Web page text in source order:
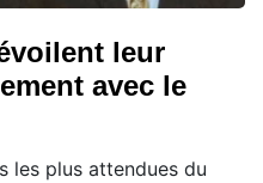
leur
avec le
les plus attendues du